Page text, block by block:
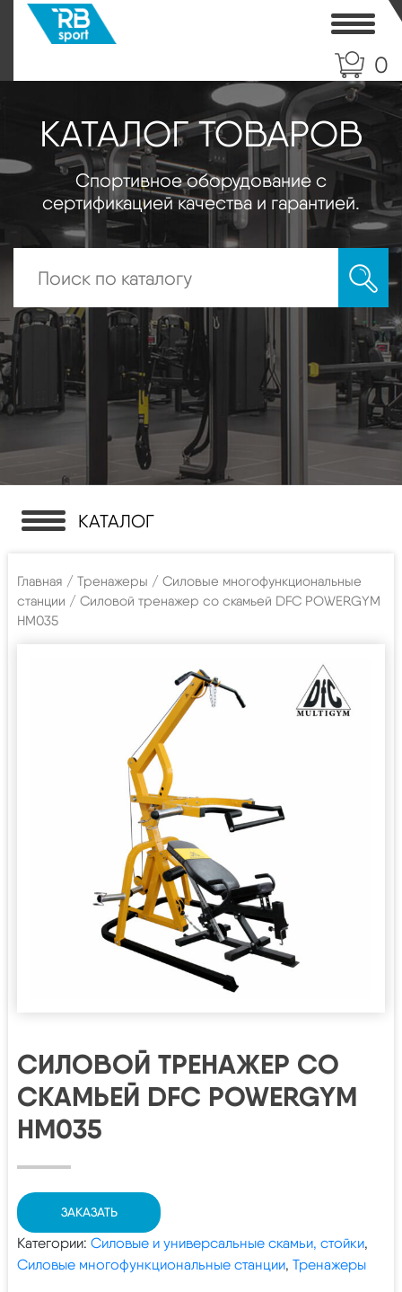
0
КАТАЛОГ ТОВАРОВ
Спортивное оборудование с
сертификацией качества и гарантией.
КАТАЛОГ
Главная / Тренажеры / Силовые многофункциональные
станции / Силовой тренажер со скамьей DFC POWERGYM
HM035
СИЛОВОЙ ТРЕНАЖЕР СО
СКАМЬЕЙ DFC POWERGYM
HM035
ЗАКАЗАТЬ
Категории: Силовые и универсальные скамьи, стойки,
Силовые многофункциональные станции, Тренажеры